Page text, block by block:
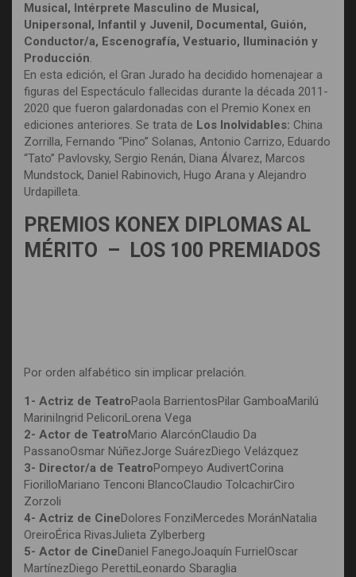
Musical, Intérprete Masculino de Musical,
Unipersonal, Infantil y Juvenil, Documental, Guión,
Conductor/a, Escenografía, Vestuario, Iluminación y
Producción.
En esta edición, el Gran Jurado ha decidido homenajear a
figuras del Espectáculo fallecidas durante la década 2011-
2020 que fueron galardonadas con el Premio Konex en
ediciones anteriores. Se trata de Los Inolvidables: China
Zorrilla, Fernando “Pino” Solanas, Antonio Carrizo, Eduardo
“Tato” Pavlovsky, Sergio Renán, Diana Álvarez, Marcos
Mundstock, Daniel Rabinovich, Hugo Arana y Alejandro
Urdapilleta.
PREMIOS KONEX DIPLOMAS AL
MÉRITO – LOS 100 PREMIADOS
Por orden alfabético sin implicar prelación.
1- Actriz de TeatroPaola BarrientosPilar GamboaMarilú
MariniIngrid PelicoriLorena Vega
2- Actor de TeatroMario AlarcónClaudio Da
PassanoOsmar NúñezJorge SuárezDiego Velázquez
3- Director/a de TeatroPompeyo AudivertCorina
FiorilloMariano Tenconi BlancoClaudio TolcachirCiro
Zorzoli
4- Actriz de CineDolores FonziMercedes MoránNatalia
OreiroÉrica RivasJulieta Zylberberg
5- Actor de CineDaniel FanegoJoaquín FurrielOscar
MartínezDiego PerettiLeonardo Sbaraglia